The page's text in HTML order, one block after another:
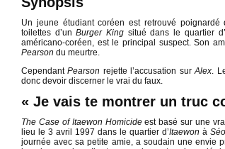
Un jeune étudiant coréen est retrouvé
toilettes d’unBurger King situé dans le quartier d’
américano-coréen, est le principal suspect. Son
Pearson du meurtre.
CependantPearson rejette l’accusation surAlex.
donc devoir discerner le vrai du faux.
« Je vais te montrer un truc
The Case of Itaewon Homicideest basé sur une
lieu le 3 avril 1997 dans le quartier d’Itaewon à
journée avec sa petite amie, a soudain une envie